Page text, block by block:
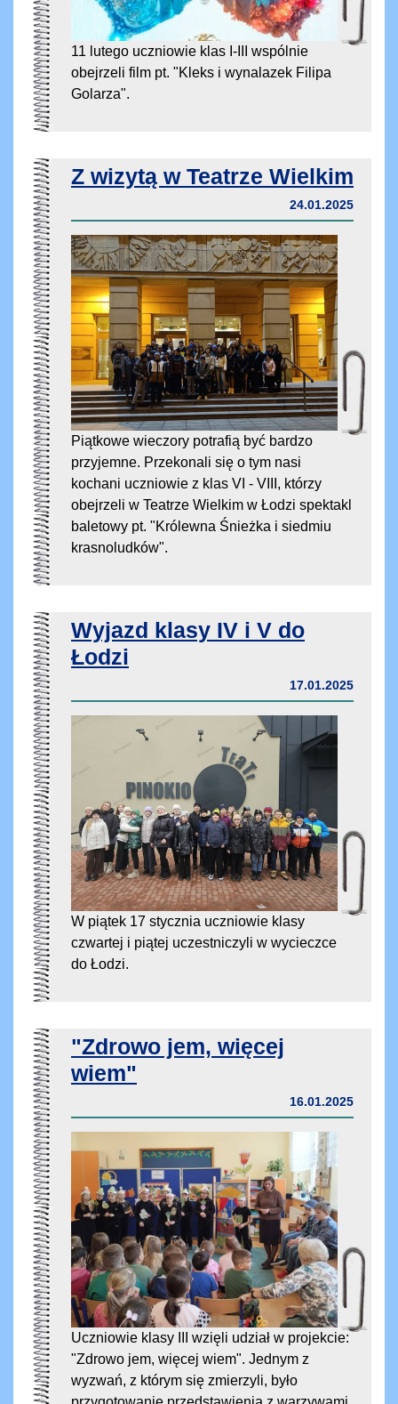
11 lutego uczniowie klas I-III wspólnie
obejrzeli film pt. "Kleks i wynalazek Filipa
Golarza".
Z wizytą w Teatrze Wielkim
24.01.2025
Piątkowe wieczory potrafią być bardzo
przyjemne. Przekonali się o tym nasi
kochani uczniowie z klas VI - VIII, którzy
obejrzeli w Teatrze Wielkim w Łodzi spektakl
baletowy pt. "Królewna Śnieżka i siedmiu
krasnoludków".
Wyjazd klasy IV i V do
Łodzi
17.01.2025
W piątek 17 stycznia uczniowie klasy
czwartej i piątej uczestniczyli w wycieczce
do Łodzi.
"Zdrowo jem, więcej
wiem"
16.01.2025
Uczniowie klasy III wzięli udział w projekcie:
"Zdrowo jem, więcej wiem". Jednym z
wyzwań, z którym się zmierzyli, było